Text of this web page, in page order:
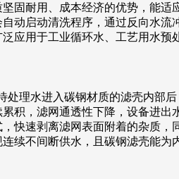
固耐用、成本经济的优势，能
动启动清洗程序，通过反向水
应用于工业循环水、工艺用水预
理水进入碳钢材质的滤壳内部
积，滤网通透性下降，设备进
快速剥离滤网表面附着的杂质
续不间断供水，且碳钢滤壳能